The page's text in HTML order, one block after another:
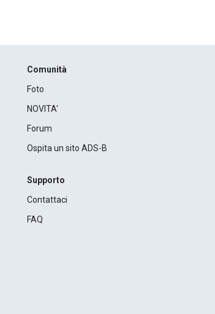
Comunità
Foto
NOVITA'
Forum
Ospita un sito ADS-B
Supporto
Contattaci
FAQ